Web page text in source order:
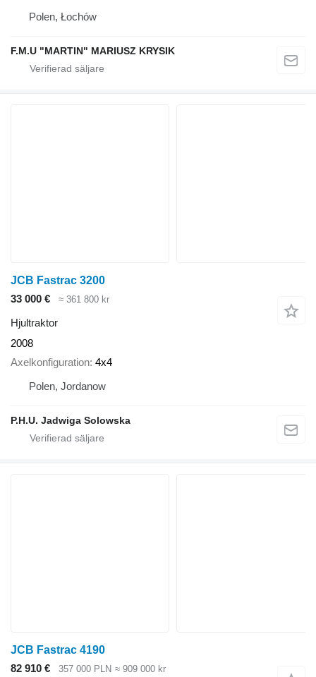
Polen, Łochów
F.M.U "MARTIN" MARIUSZ KRYSIK
JCB Fastrac 3200
33 000 €
≈ 361 800 kr
Hjultraktor
2008
Axelkonfiguration 4x4
Polen, Jordanow
P.H.U. Jadwiga Solowska
JCB Fastrac 4190
82 910 €
357 000 PLN ≈ 909 000 kr